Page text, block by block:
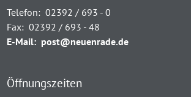
Telefon: 02392 / 693 - 0
Fax: 02392 / 693 - 48
E-Mail: post@neuenrade.de
Öffnungszeiten